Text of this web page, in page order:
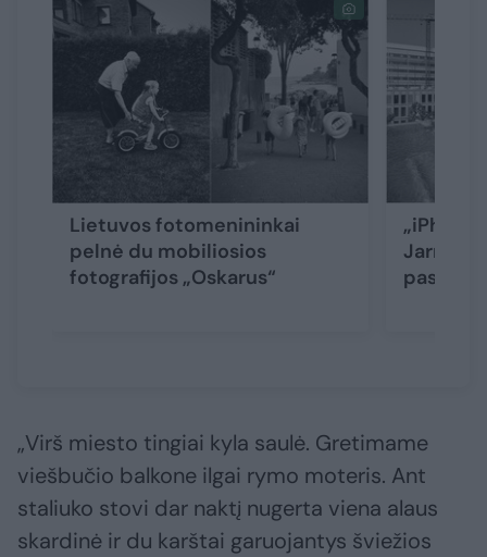
Lietuvos fotomenininkai
pelnė du mobiliosios
fotografijos „Oskarus“
„Virš miesto tingiai kyla saulė. Gretimame
viešbučio balkone ilgai rymo moteris. Ant
staliuko stovi dar naktį nugerta viena alaus
skardinė ir du karštai garuojantys šviežios